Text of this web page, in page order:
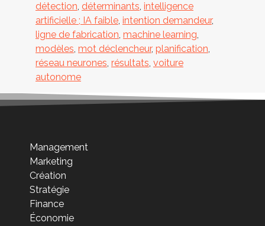
détection, déterminants, intelligence
artificielle ; IA faible, intention demandeur,
ligne de fabrication, machine learning,
modèles, mot déclencheur, planification,
réseau neurones, résultats, voiture
autonome
Management
Marketing
Création
Stratégie
Finance
Économie